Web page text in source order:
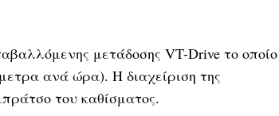
μετάδοσης VT-Drive το οποίο
ανά ώρα). Η διαχείριση της
του καθίσματος.